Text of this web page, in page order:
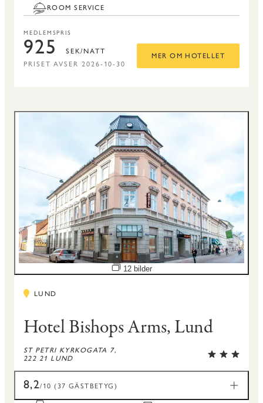
ROOM SERVICE
MEDLEMSPRIS
925 SEK/NATT
PRISET AVSER 2026-10-30
MER OM HOTELLET
Öppna bildspel
12 bilder
LUND
Hotel Bishops Arms, Lund
ST PETRI KYRKOGATA 7,
222 21 LUND
8,2/10 (37 GÄSTBETYG)